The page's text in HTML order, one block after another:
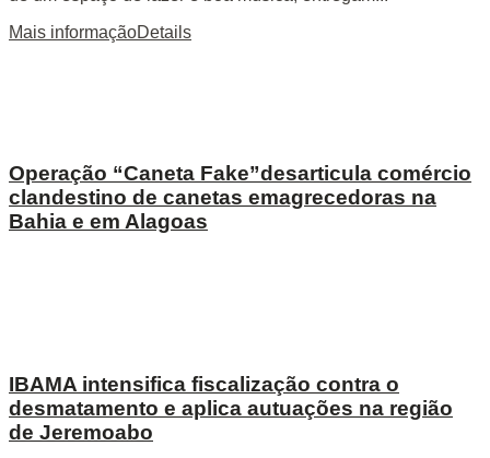
Mais informaçãoDetails
Operação “Caneta Fake”desarticula comércio
clandestino de canetas emagrecedoras na
Bahia e em Alagoas
IBAMA intensifica fiscalização contra o
desmatamento e aplica autuações na região
de Jeremoabo